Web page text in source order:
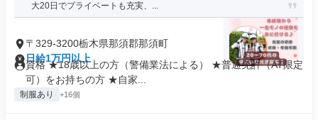
大20日でプライベートも充実、...
〒329-3200栃木県那須郡那須町
日給1万円以上
資格 ★18歳以上の方（警備業法による） ★普通免許（AT限定
可）をお持ちの方 ★自家...
制服あり +16個